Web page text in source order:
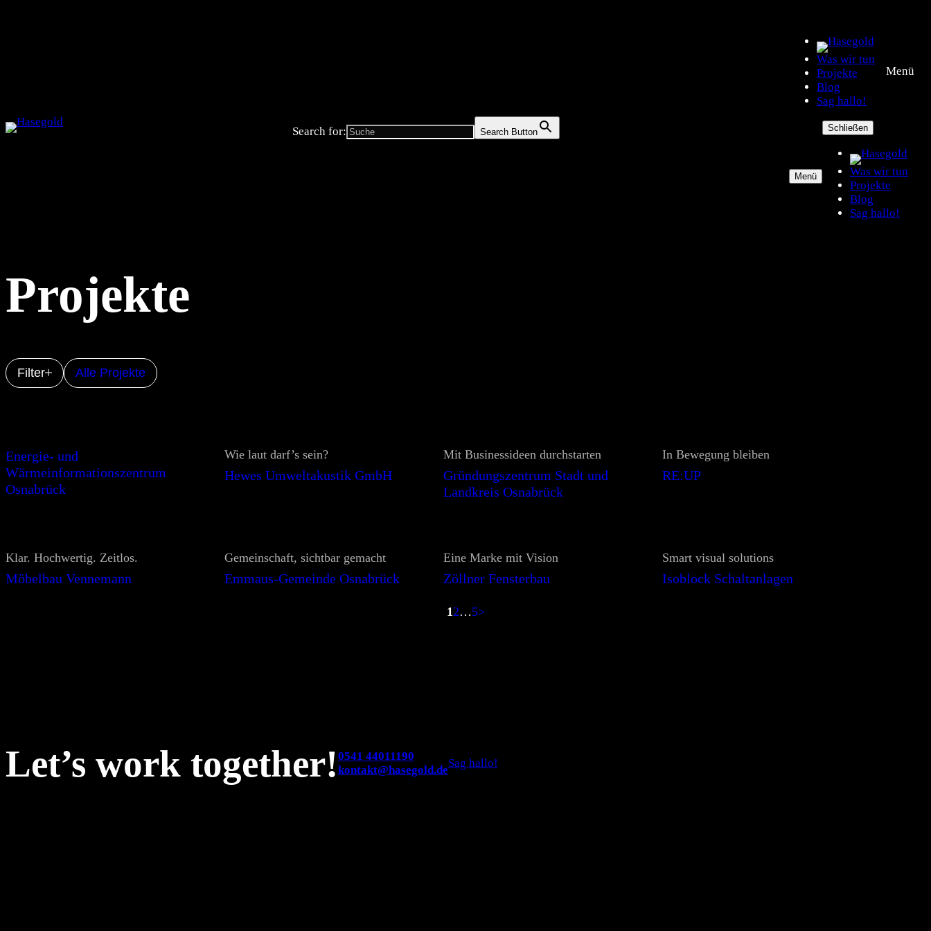
Search for: Search Button
Was wir tun
Projekte
Blog
Sag hallo!
Menü
Menü
Schließen
Was wir tun
Projekte
Blog
Sag hallo!
Projekte
Filter Alle Projekte
Energie- und
Wärmeinformationszentrum
Osnabrück
Wie laut darf’s sein?
Hewes Umweltakustik GmbH
Mit Businessideen durchstarten
Gründungszentrum Stadt und
Landkreis Osnabrück
In Bewegung bleiben
RE:UP
Klar. Hochwertig. Zeitlos.
Möbelbau Vennemann
Gemeinschaft, sichtbar gemacht
Emmaus-Gemeinde Osnabrück
Eine Marke mit Vision
Zöllner Fensterbau
Smart visual solutions
Isoblock Schaltanlagen
12…5>
Let’s work together! 0541 44011190
kontakt@hasegold.de
Sag hallo!